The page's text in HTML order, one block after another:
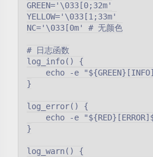
GREEN='\033[0;32m'
YELLOW='\033[1;33m'
NC='\033[0m' # 无颜色
# 日志函数
log_info() {
echo -e
}
log_error() {
echo -e
}
log_warn() {